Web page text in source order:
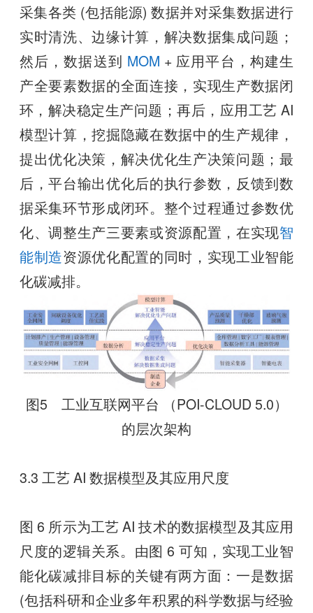
采集各类 (包括能源) 数据并对采集数据进行
实时清洗、边缘计算，解决数据集成问题；
然后，数据送到 MOM + 应用平台，构建生
产全要素数据的全面连接，实现生产数据闭
环，解决稳定生产问题；再后，应用工艺 AI
模型计算，挖掘隐藏在数据中的生产规律，
提出优化决策，解决优化生产决策问题；最
后，平台输出优化后的执行参数，反馈到数
据采集环节形成闭环。整个过程通过参数优
化、调整生产三要素或资源配置，在实现智
能制造资源优化配置的同时，实现工业智能
化碳减排。
图5 工业互联网平台 （POI-CLOUD 5.0）
的层次架构
3.3 工艺 AI 数据模型及其应用尺度
图 6 所示为工艺 AI 技术的数据模型及其应用
尺度的逻辑关系。由图 6 可知，实现工业智
能化碳减排目标的关键有两方面：一是数据
(包括科研和企业多年积累的科学数据与经验